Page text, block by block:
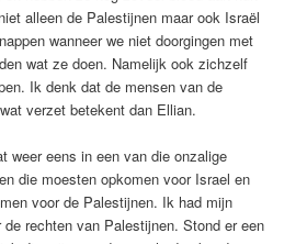
alleen de Palestijnen maar ook Israël
wanneer we niet doorgingen met
wat ze doen. Namelijk ook zichzelf
Ik denk dat de mensen van de
verzet betekent dan Ellian.
weer eens in een van die onzalige
die moesten opkomen voor Israel en
voor de Palestijnen. Ik had mijn
rechten van Palestijnen. Stond er een